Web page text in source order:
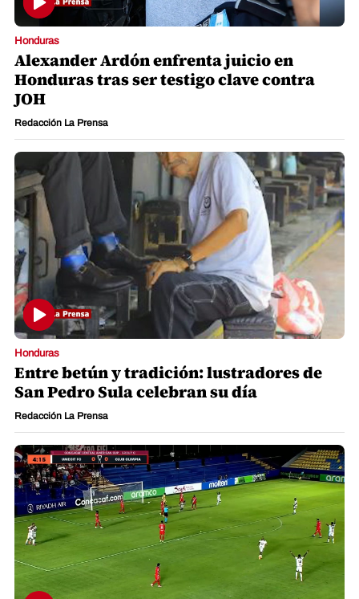
Honduras
Alexander Ardón enfrenta juicio en
Honduras tras ser testigo clave contra
JOH
Redacción La Prensa
Honduras
Entre betún y tradición: lustradores de
San Pedro Sula celebran su día
Redacción La Prensa